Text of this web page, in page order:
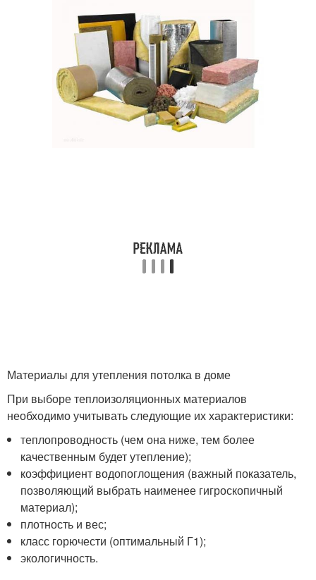
Материалы для утепления потолка в доме
При выборе теплоизоляционных материалов
необходимо учитывать следующие их характеристики:
теплопроводность (чем она ниже, тем более
качественным будет утепление);
коэффициент водопоглощения (важный показатель,
позволяющий выбрать наименее гигроскопичный
материал);
плотность и вес;
класс горючести (оптимальный Г1);
экологичность.